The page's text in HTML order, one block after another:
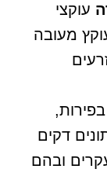
עוקצי
מעובה
דקים
ובהם